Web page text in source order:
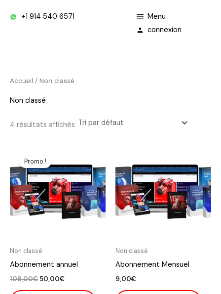
+1 914 540 6571
Menu
connexion
Accueil / Non classé
Non classé
4 résultats affichés
Promo !
Non classé
Abonnement annuel
108,00€
prix
initial
était :
108,00€.
50,00€
actuel
est :
50,00€.
Non classé
Abonnement Mensuel
9,00€